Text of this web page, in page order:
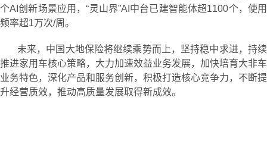
个AI创新场景应用，“灵山界”AI中台已建智能体超1100个，使用
频率超1万次/周。
未来，中国大地保险将继续乘势而上，坚持稳中求进，持续
推进家用车核心策略，大力加速效益业务发展，加快培育大非车
业务特色，深化产品和服务创新，积极打造核心竞争力，不断提
升经营质效，推动高质量发展取得新成效。